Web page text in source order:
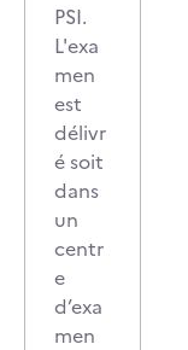
PSI.
L'exa
men
est
délivr
é soit
dans
un
centr
e
d’exa
men